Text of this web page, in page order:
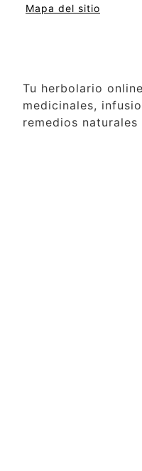
Mapa del sitio
Tu herbolario
medicinales,
remedios